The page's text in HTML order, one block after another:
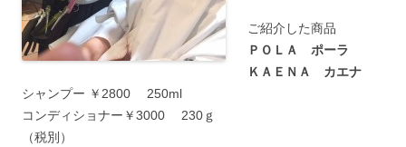
ご紹介した商品
ＰＯＬＡ ポーラ
ＫＡＥＮＡ カエナ
シャンプー ￥2800 250ml
コンディショナー￥3000 230ｇ
（税別）